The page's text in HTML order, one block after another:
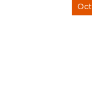
Oct